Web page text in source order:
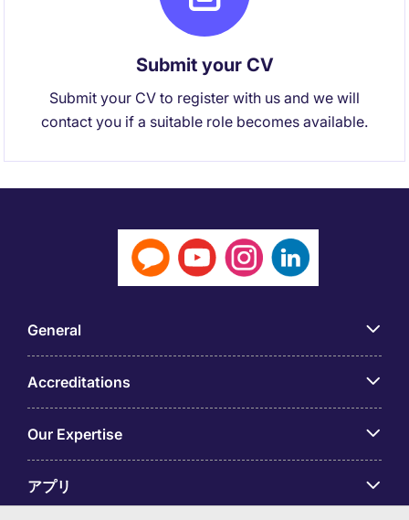
Submit your CV
Submit your CV to register with us and we will
contact you if a suitable role becomes available.
General
Accreditations
Our Expertise
アプリ